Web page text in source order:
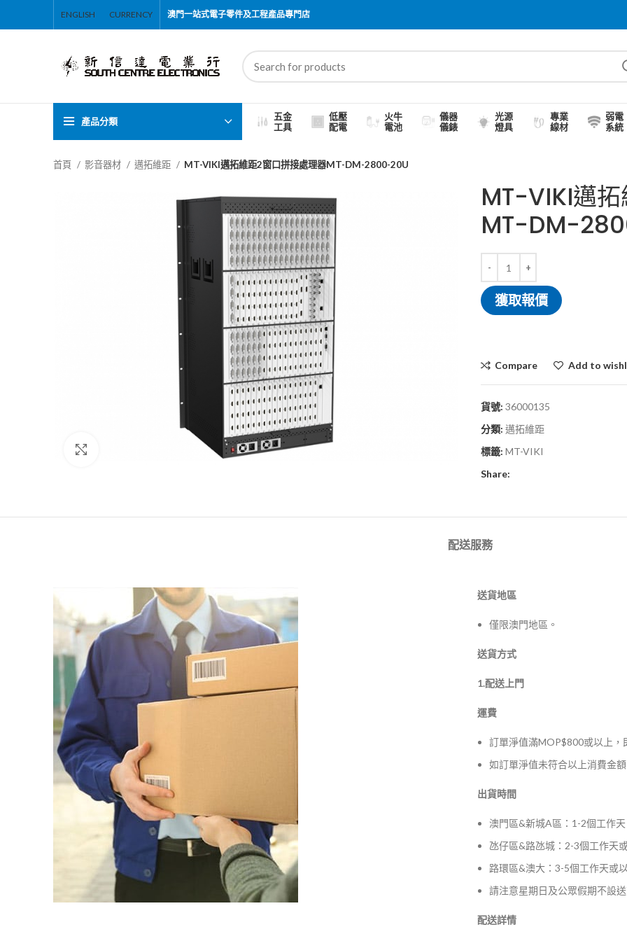
ENGLISH CURRENCY 澳門一站式電子零件及工程產品專門店
產品分類
五金
工具
低壓
配電
火牛
電池
儀器
儀錶
光源
燈具
專業
線材
弱電
系統
首頁 影音器材 邁拓維距 MT-VIKI邁拓維距2窗口拼接處理器MT-DM-2800-20U
MT-VIKI邁
MT-DM-
獲取報價
Compare Add to
貨號: 36000135
分類: 邁拓維距
標籤: MT-VIKI
Share:
配送服務
送貨地區
僅限澳門地區。
送貨方式
1.配送上門
運費
訂單淨值滿MOP$800或以上，
如訂單淨值未符合以上消費金
出貨時間
澳門區&新城A區：1-2個工作
氹仔區&路氹城：2-3個工作天
路環區&澳大：3-5個工作天或
請注意星期日及公眾假期不設
配送詳情